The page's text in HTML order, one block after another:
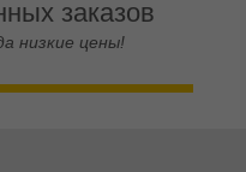
заказов
низкие цены!